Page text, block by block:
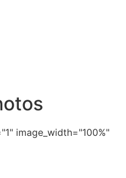
image_width="100%"